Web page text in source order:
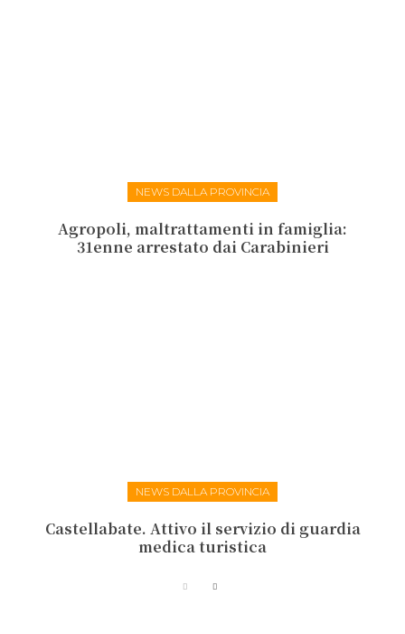
NEWS DALLA PROVINCIA
Agropoli, maltrattamenti in famiglia:
31enne arrestato dai Carabinieri
NEWS DALLA PROVINCIA
Castellabate. Attivo il servizio di guardia
medica turistica